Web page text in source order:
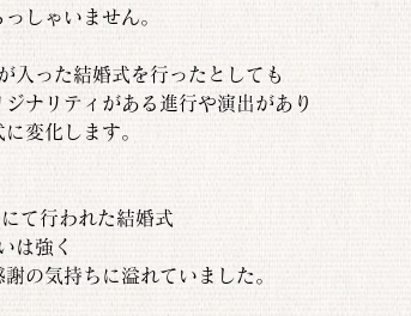
しゃいません。
入った結婚式を行ったとしても
ナリティがある進行や演出があり
変化します。
て行われた結婚式
は強く
の気持ちに溢れていました。